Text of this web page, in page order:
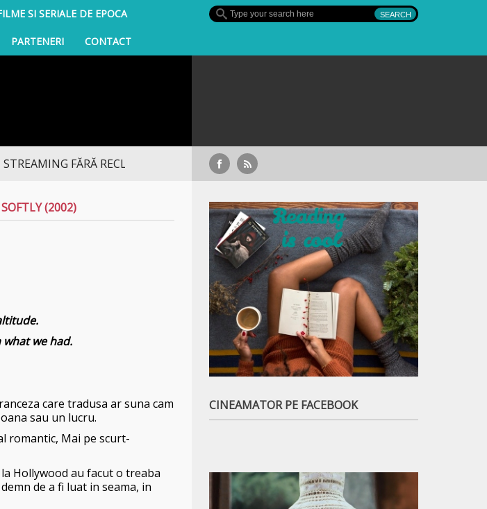
SI SERIALE DE EPOCA
PARTENERI CONTACT
FĂRĂ RECLAME: descoperă noua colecție extinsă de titluri pe Focus+
(2002)
we had.
care tradusa ar suna cam
sau un lucru.
romantic, Mai pe scurt-
Hollywood au facut o treaba
de a fi luat in seama, in
CINEAMATOR PE FACEBOOK